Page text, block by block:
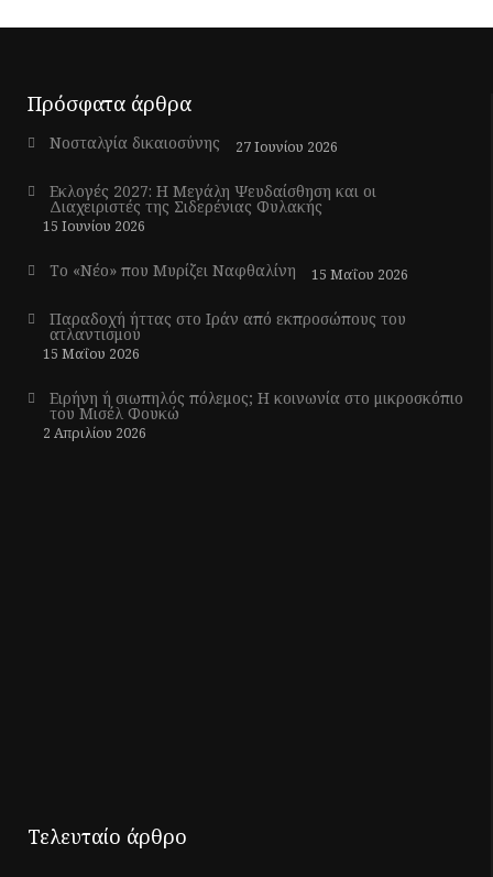
Πρόσφατα άρθρα
Νοσταλγία δικαιοσύνης 27 Ιουνίου 2026
Εκλογές 2027: Η Μεγάλη Ψευδαίσθηση και οι
Διαχειριστές της Σιδερένιας Φυλακής
15 Ιουνίου 2026
Το «Νέο» που Μυρίζει Ναφθαλίνη 15 Μαΐου 2026
Παραδοχή ήττας στο Ιράν από εκπροσώπους του
ατλαντισμού
15 Μαΐου 2026
Ειρήνη ή σιωπηλός πόλεμος; Η κοινωνία στο μικροσκόπιο
του Μισέλ Φουκώ
2 Απριλίου 2026
Τελευταίο άρθρο